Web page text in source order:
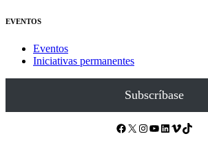
EVENTOS
Eventos
Iniciativas permanentes
Subscríbase
Facebook X Instagram YouTube LinkedIn Vimeo TikTok